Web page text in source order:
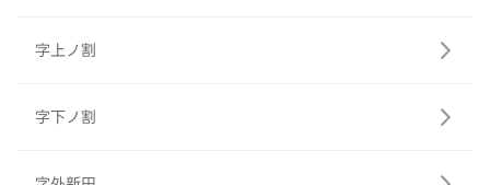
字上ノ割
字下ノ割